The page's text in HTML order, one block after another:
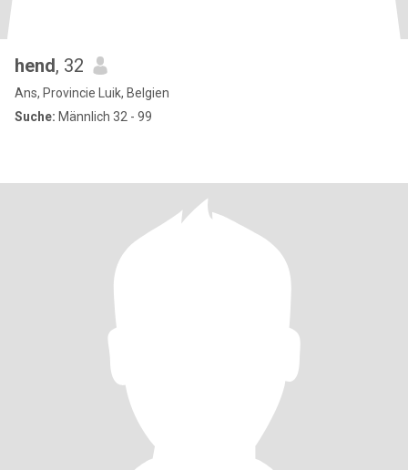
hend, 32
Ans, Provincie Luik, Belgien
Suche: Männlich 32 - 99